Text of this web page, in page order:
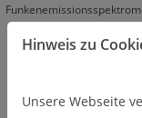
25.
Hinweis zu
Unsere Webseite